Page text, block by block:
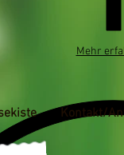
Mehr
Kontakt/